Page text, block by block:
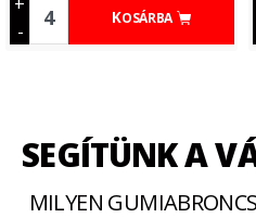
-
KOSÁRBA
SEGÍTÜNK A
MILYEN